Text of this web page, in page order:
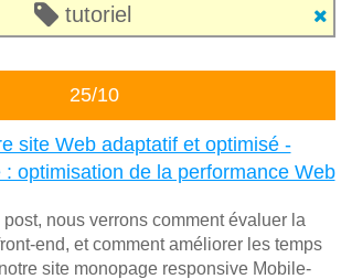
 tutoriel 
25/10
site Web adaptatif et optimisé -
optimisation de la performance Web
nous verrons comment évaluer la
end, et comment améliorer les temps
site monopage responsive Mobile-